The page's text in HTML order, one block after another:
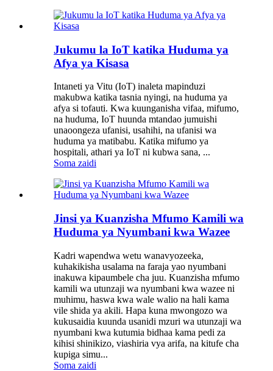
Jukumu la IoT katika Huduma ya
Afya ya Kisasa
Intaneti ya Vitu (IoT) inaleta mapinduzi
makubwa katika tasnia nyingi, na huduma ya
afya si tofauti. Kwa kuunganisha vifaa, mifumo,
na huduma, IoT huunda mtandao jumuishi
unaoongeza ufanisi, usahihi, na ufanisi wa
huduma ya matibabu. Katika mifumo ya
hospitali, athari ya IoT ni kubwa sana, ...
Soma zaidi
Jinsi ya Kuanzisha Mfumo Kamili wa
Huduma ya Nyumbani kwa Wazee
Kadri wapendwa wetu wanavyozeeka,
kuhakikisha usalama na faraja yao nyumbani
inakuwa kipaumbele cha juu. Kuanzisha mfumo
kamili wa utunzaji wa nyumbani kwa wazee ni
muhimu, haswa kwa wale walio na hali kama
vile shida ya akili. Hapa kuna mwongozo wa
kukusaidia kuunda usanidi mzuri wa utunzaji wa
nyumbani kwa kutumia bidhaa kama pedi za
kihisi shinikizo, viashiria vya arifa, na kitufe cha
kupiga simu...
Soma zaidi